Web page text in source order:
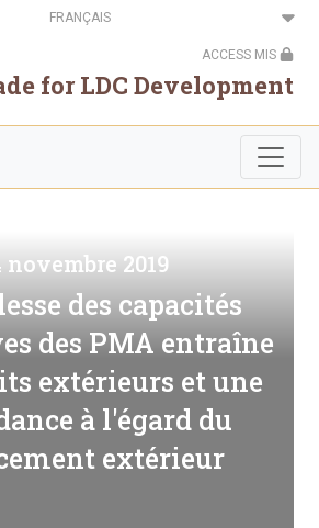
Select
your
ACCESS MIS
for LDC Development
novembre 2019
des capacités
des PMA entraîne
extérieurs et une
à l'égard du
extérieur